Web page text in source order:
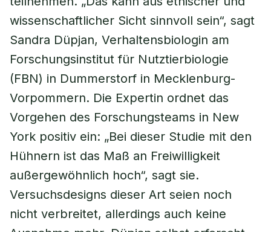
wissenschaftlicher Sicht sinnvoll sein“, sagt
Sandra Düpjan, Verhaltensbiologin am
Forschungsinstitut für Nutztierbiologie
(FBN) in Dummerstorf in Mecklenburg-
Vorpommern. Die Expertin ordnet das
Vorgehen des Forschungsteams in New
York positiv ein: „Bei dieser Studie mit den
Hühnern ist das Maß an Freiwilligkeit
außergewöhnlich hoch“, sagt sie.
Versuchsdesigns dieser Art seien noch
nicht verbreitet, allerdings auch keine